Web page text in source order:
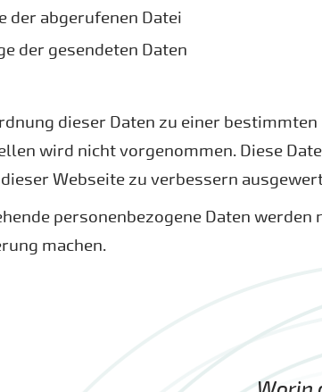
der abgerufenen Datei
der gesendeten Daten
dieser Daten zu einer
wird nicht vorgenommen. Diese
Webseite zu verbessern
personenbezogene Daten
machen.